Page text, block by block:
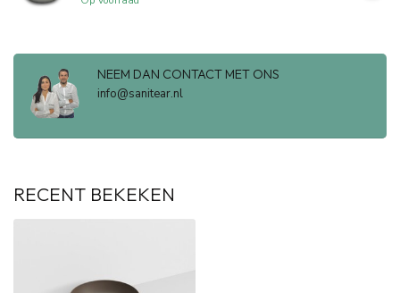
NEEM DAN CONTACT MET ONS
info@sanitear.nl
RECENT BEKEKEN